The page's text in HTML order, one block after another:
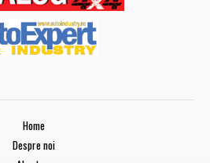
Home
Despre noi